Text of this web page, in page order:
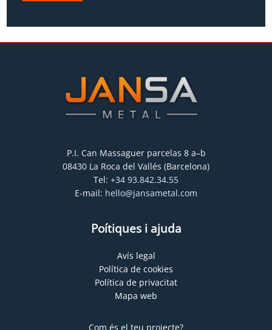
P.I. Can Massaguer parcelas 8 a–b
08430 La Roca del Vallés (Barcelona)
Tel: +34 93.842.34.55
E-mail: hello@jansametal.com
Poítiques i ajuda
Avís legal
Política de cookies
Política de privacitat
Mapa web
Com és el teu projecte?